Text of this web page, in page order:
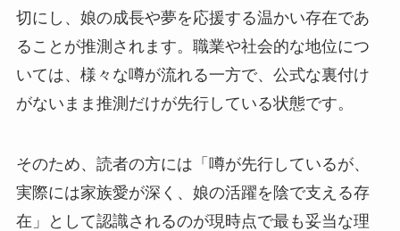
切にし、娘の成長や夢を応援する温かい存在であ
ることが推測されます。職業や社会的な地位につ
いては、様々な噂が流れる一方で、公式な裏付け
がないまま推測だけが先行している状態です。
そのため、読者の方には「噂が先行しているが、
実際には家族愛が深く、娘の活躍を陰で支える存
在」として認識されるのが現時点で最も妥当な理